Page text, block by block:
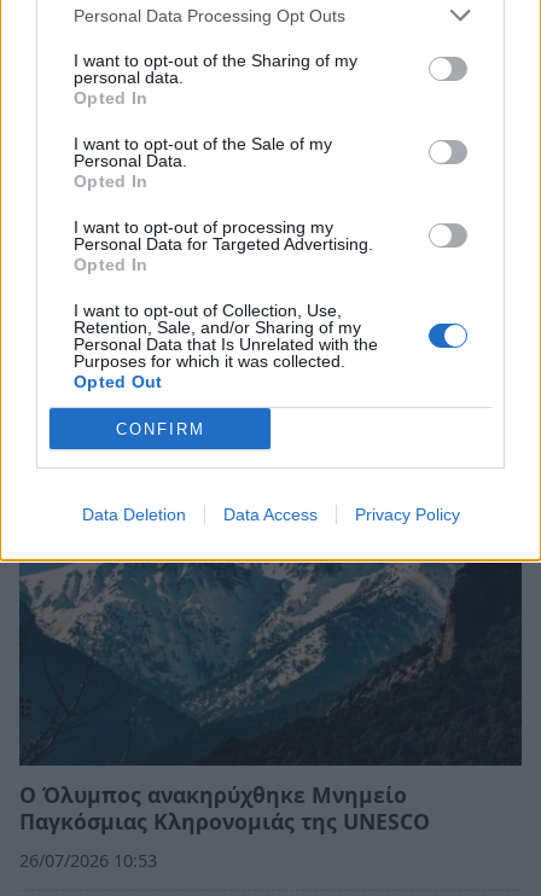
Personal Data Processing Opt Outs
I want to opt-out of the Sharing of my
personal data.
Opted In
I want to opt-out of the Sale of my
Personal Data.
Opted In
I want to opt-out of processing my
Personal Data for Targeted Advertising.
Opted In
I want to opt-out of Collection, Use,
Retention, Sale, and/or Sharing of my
Personal Data that Is Unrelated with the
Purposes for which it was collected.
Opted Out
CONFIRM
Data Deletion Data Access Privacy Policy
Εμπρησμός Ευρωπαϊκής γης ή εμπρησμός της
30/07/2026 08:59
Ο Όλυμπος ανακηρύχθηκε Μνημείο
Παγκόσμιας Κληρονομιάς της UNESCO
26/07/2026 10:53